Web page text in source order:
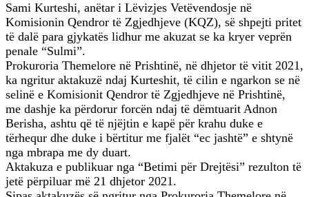
Sami Kurteshi, anëtar i Lëvizjes Vetëvendosje në
Komisionin Qendror të Zgjedhjeve (KQZ), së shpejti pritet
të dalë para gjykatës lidhur me akuzat se ka kryer veprën
penale “Sulmi”.
Prokuroria Themelore në Prishtinë, në dhjetor të vitit 2021,
ka ngritur aktakuzë ndaj Kurteshit, të cilin e ngarkon se në
selinë e Komisionit Qendror të Zgjedhjeve në Prishtinë,
me dashje ka përdorur forcën ndaj të dëmtuarit Adnon
Berisha, ashtu që të njëjtin e kapë për krahu duke e
tërhequr dhe duke i bërtitur me fjalët “ec jashtë” e shtynë
nga mbrapa me dy duart.
Aktakuza e publikuar nga “Betimi për Drejtësi” rezulton të
jetë përpiluar më 21 dhjetor 2021.